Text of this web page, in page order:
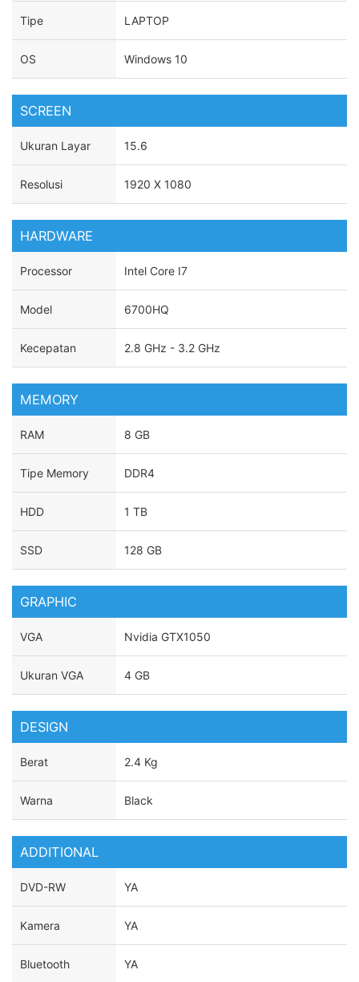
Tipe LAPTOP
OS Windows 10
SCREEN
Ukuran Layar 15.6
Resolusi 1920 X 1080
HARDWARE
Processor Intel Core I7
Model 6700HQ
Kecepatan 2.8 GHz - 3.2 GHz
MEMORY
RAM 8 GB
Tipe Memory DDR4
HDD 1 TB
SSD 128 GB
GRAPHIC
VGA Nvidia GTX1050
Ukuran VGA 4 GB
DESIGN
Berat 2.4 Kg
Warna Black
ADDITIONAL
DVD-RW YA
Kamera YA
Bluetooth YA